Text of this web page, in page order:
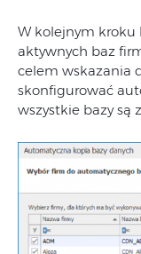
W kolejnym kroku
aktywnych baz
celem wskazania
skonfigurować
wszystkie bazy są